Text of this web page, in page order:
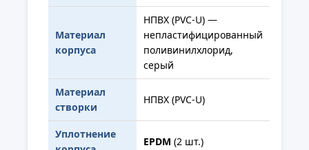
Материал
корпуса
НПВХ (PVC-U) —
непластифицированный
поливинилхлорид,
серый
Материал
створки
НПВХ (PVC-U)
Уплотнение
EPDM (2 шт.)